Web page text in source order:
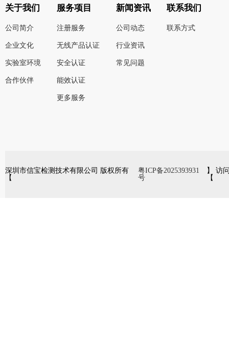
关于我们
公司简介
企业文化
实验室环境
合作伙伴
服务项目
注册服务
无线产品认证
安全认证
能效认证
更多服务
新闻资讯
公司动态
行业资讯
常见问题
联系我们
联系方式
深圳市信宝检测技术有限公司 版权所有
【
粤ICP备2025393931
号
】 访
【